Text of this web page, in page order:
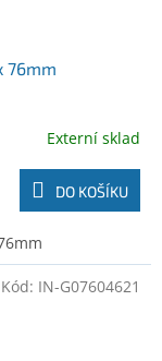
76mm
Externí sklad
DO KOŠÍKU
Kód: IN-G07604621